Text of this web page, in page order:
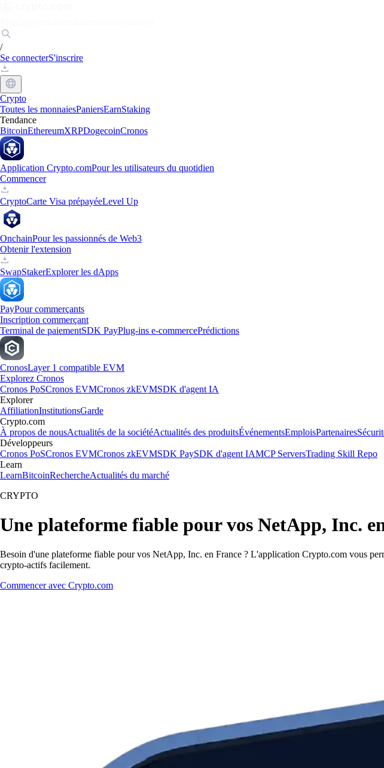
/
Se connecterS'inscrire
Crypto
Toutes les monnaiesPaniersEarnStaking
Tendance
BitcoinEthereumXRPDogecoinCronos
Application Crypto.comPour les utilisateurs du quotidien
Commencer
CryptoCarte Visa prépayéeLevel Up
OnchainPour les passionnés de Web3
Obtenir l'extension
SwapStakerExplorer les dApps
PayPour commerçants
Inscription commerçant
Terminal de paiementSDK PayPlug-ins e-commercePrédictions
CronosLayer 1 compatible EVM
Explorez Cronos
Cronos PoSCronos EVMCronos zkEVMSDK d'agent IA
Explorer
AffiliationInstitutionsGarde
Crypto.com
À propos de nousActualités de la sociétéActualités des produitsÉvénementsEmploisPartenaires
Développeurs
Cronos PoSCronos EVMCronos zkEVMSDK PaySDK d'agent IAMCP ServersTrading Skill Repo
Learn
LearnBitcoinRechercheActualités du marché
CRYPTO
Une plateforme fiable pour vos NetApp, Inc.
Besoin d'une plateforme fiable pour vos NetApp, Inc. en France ? L'application Crypto.com vous
crypto-actifs facilement.
Commencer avec Crypto.com